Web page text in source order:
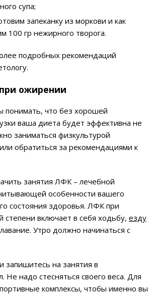
супа;
запеканку из моркови и как
100 гр нежирного творога.
подробных рекомендаций
ожирении
понимать, что без хорошей
ваша диета будет эффективна не
заниматься физкультурой
обратиться за рекомендациями к
занятия ЛФК – лечебной
особенности вашего
состояния здоровья. ЛФК при
включает в себя ходьбу, езду
Утро должно начинаться с
запишитесь на занятия в
Не надо стесняться своего веса. Для
комплексы, чтобы именно вы